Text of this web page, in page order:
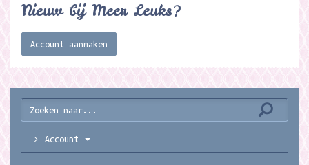
Nieuw bij Meer Leuks?
Account aanmaken
Account